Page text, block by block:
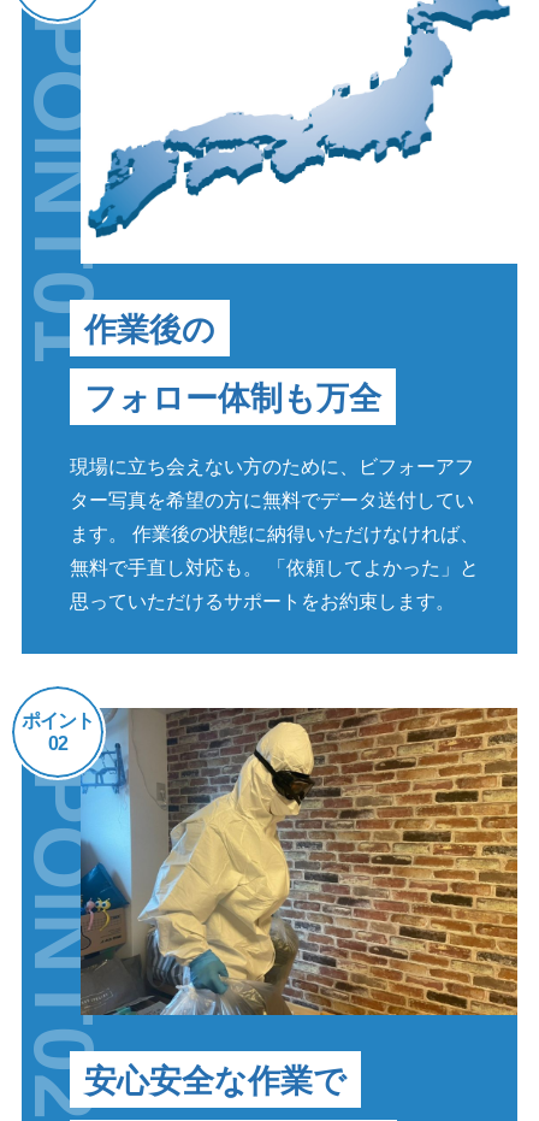
POINT01作業後の
フォロー体制も万全
現場に立ち会えない方のために、ビフォーアフ
ター写真を希望の方に無料でデータ送付してい
ます。 作業後の状態に納得いただけなければ、
無料で手直し対応も。 「依頼してよかった」と
思っていただけるサポートをお約束します。
POINT02
ポイント
02
安心安全な作業で